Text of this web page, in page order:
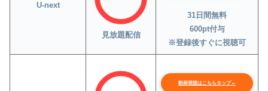
U-next
見放題配信
31日間無料
600pt付与
※登録後すぐに視聴可
動画視聴はこちらタップ←